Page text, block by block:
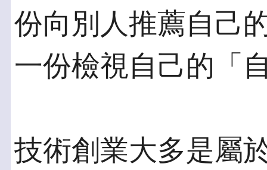
份向別人推薦自己
一份檢視自己的「
技術創業大多是屬